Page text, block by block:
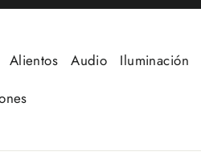
Alientos Audio Iluminación